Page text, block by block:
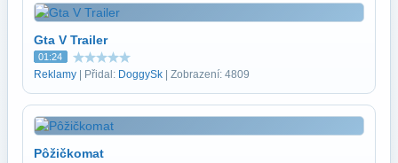
Gta V Trailer
01:24
Reklamy | Přidal: DoggySk | Zobrazení: 4809
Pôžičkomat